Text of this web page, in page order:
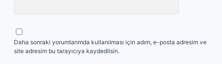
Daha sonraki yorumlarımda kullanılması için adım, e-posta adresim ve
site adresim bu tarayıcıya kaydedilsin.